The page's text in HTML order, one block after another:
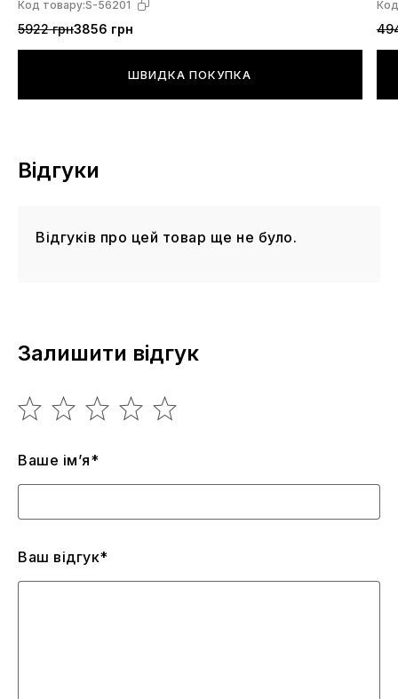
транспортуванні взуття перевізником "Нова Пошта" не
виключені фізичні пошкодження коробки та упаковки.
Код товару:S-56201
5922 грн3856 грн
ШВИДКА ПОКУПКА
Відгуки
Відгуків про цей товар ще не було.
Залишити відгук
Ваше ім’я*
Ваш відгук*